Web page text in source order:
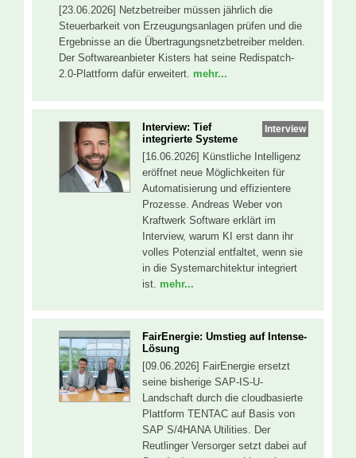
[23.06.2026] Netzbetreiber müssen jährlich die
Steuerbarkeit von Erzeugungsanlagen prüfen und die
Ergebnisse an die Übertragungsnetzbetreiber melden.
Der Softwareanbieter Kisters hat seine Redispatch-
2.0-Plattform dafür erweitert. mehr...
Interview
Interview: Tief
integrierte Systeme
[16.06.2026] Künstliche Intelligenz
eröffnet neue Möglichkeiten für
Automatisierung und effizientere
Prozesse. Andreas Weber von
Kraftwerk Software erklärt im
Interview, warum KI erst dann ihr
volles Potenzial entfaltet, wenn sie
in die Systemarchitektur integriert
ist. mehr...
FairEnergie: Umstieg auf Intense-
Lösung
[09.06.2026] FairEnergie ersetzt
seine bisherige SAP-IS-U-
Landschaft durch die cloudbasierte
Plattform TENTAC auf Basis von
SAP S/4HANA Utilities. Der
Reutlinger Versorger setzt dabei auf